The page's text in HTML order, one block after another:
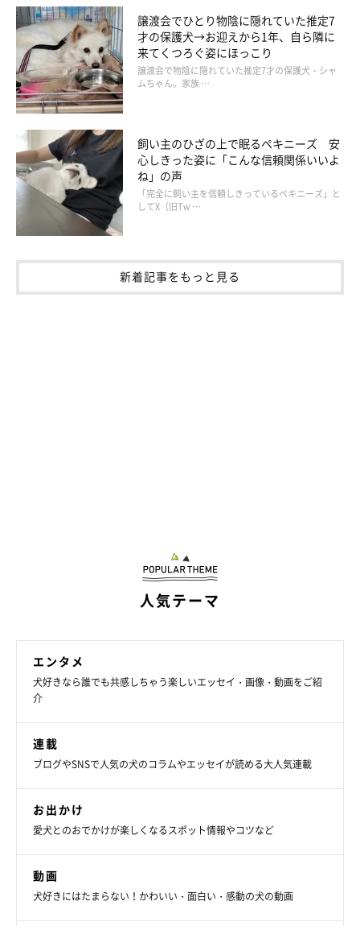
からなのか、生後1年を過ぎてもパピーに間違われるくらい、幼
い表情は今も変わらないように思います。
行動面の変化では、活発でわんぱくなコになりました。おとなし
かったのは最初にブリーダさんのところで『このコにしよう』と
決めたときだけで、我が家に来てからずっと変わらず賑やかで
す。
今はまだわんぱくに走り回っていますが、いつか落ち着いてくる
のかと思うと、嬉しくもあり寂しくなるように感じます」
譲渡会でひとり物陰に隠れていた推定7
才の保護犬→お迎えから1年、自ら隣に
来てくつろぐ姿にほっこり
譲渡会で物陰に隠れていた推定7才の保護犬・シャ
ムちゃん。家族 …
飼い主のひざの上で眠るペキニーズ 安
心しきった姿に「こんな信頼関係いいよ
ね」の声
「完全に飼い主を信頼しきっているペキニーズ」と
してX（旧Tw …
新着記事をもっと見る
人気テーマ
エンタメ
犬好きなら誰でも共感しちゃう楽しいエッセイ・画像・動画をご紹
介
連載
ブログやSNSで人気の犬のコラムやエッセイが読める大人気連載
お出かけ
愛犬とのおでかけが楽しくなるスポット情報やコツなど
動画
犬好きにはたまらない！かわいい・面白い・感動の犬の動画